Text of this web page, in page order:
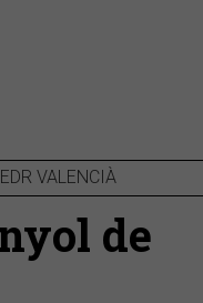
EDR VALENCIÀ
de